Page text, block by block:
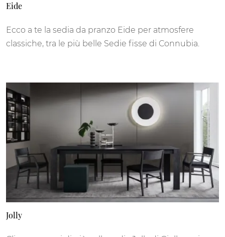
Eide
Ecco a te la sedia da pranzo Eide per atmosfere
classiche, tra le più belle Sedie fisse di Connubia.
Jolly